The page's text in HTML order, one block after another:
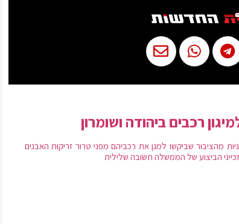
רכבים ביהודה ושומרון
מהציבור שביקשו למגן את רכביהם מפני טרור זריקות האבנים
הביצוע של הממשלה תשובה שלילית